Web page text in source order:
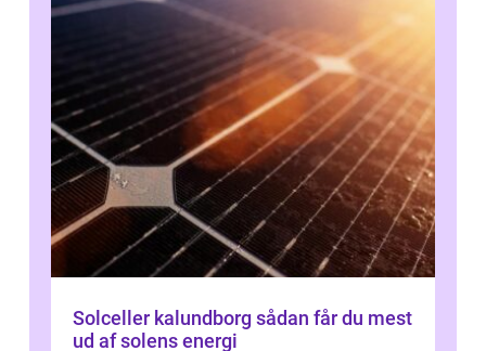
Solceller kalundborg sådan får du mest
ud af solens energi